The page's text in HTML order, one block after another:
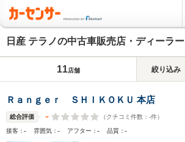
日産 テラノの中古車販売店・ディーラー
11店舗 絞り込み
Ｒａｎｇｅｒ ＳＨＩＫＯＫＵ 本店
総合評価 - （クチコミ件数： -件）
接客：- 雰囲気：- アフター：- 品質：-